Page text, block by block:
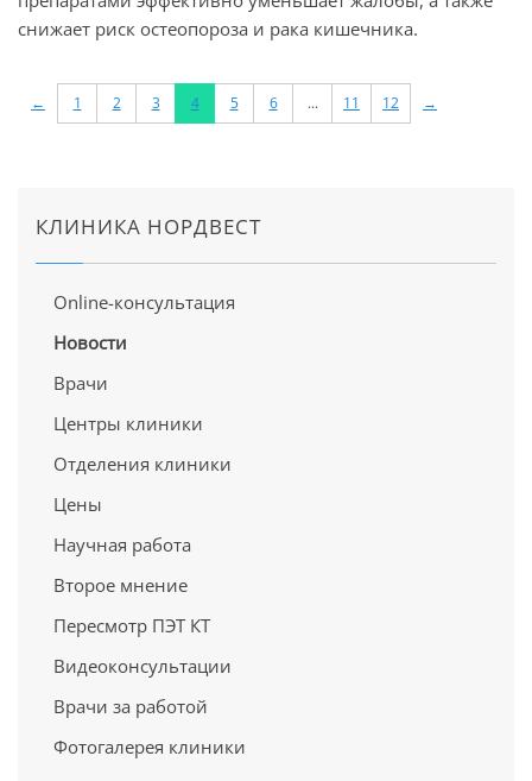
снижает риск остеопороза и рака кишечника.
← 1 2 3 4 5 6 ... 11 12 →
КЛИНИКА НОРДВЕСТ
Online-консультация
Новости
Врачи
Центры клиники
Отделения клиники
Цены
Научная работа
Второе мнение
Пересмотр ПЭТ КТ
Видеоконсультации
Врачи за работой
Фотогалерея клиники